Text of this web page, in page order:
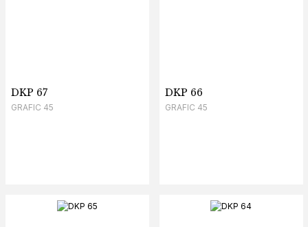
DKP 67
GRAFIC 45
DKP 66
GRAFIC 45